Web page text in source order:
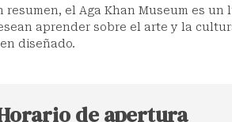
resumen, el Aga Khan Museum es
aprender sobre el arte y la
diseñado.
de apertura